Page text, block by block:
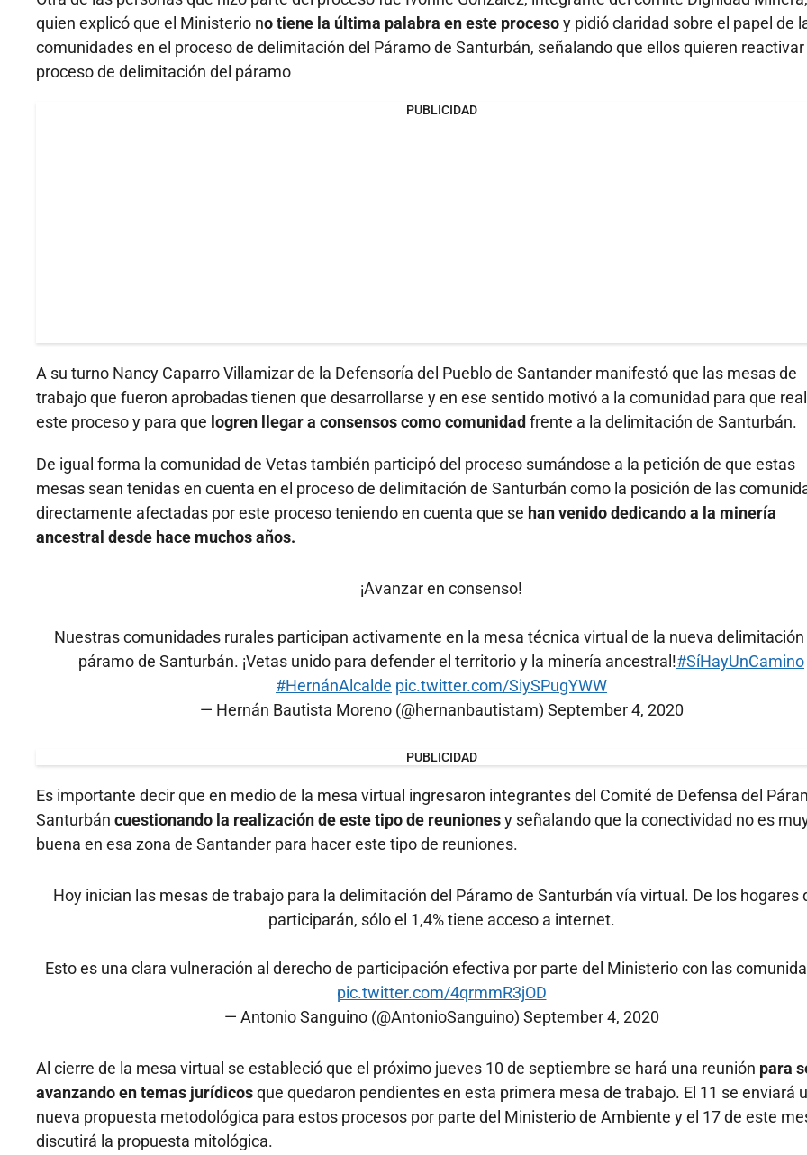
quien explicó que el Ministerio no tiene la última palabra en este procesoy pidió claridad sobre el papel de
comunidades en el proceso de delimitación del Páramo de Santurbán, señalando que ellos quieren reactivar
proceso de delimitación del páramo
PUBLICIDAD
A su turno Nancy Caparro Villamizar de la Defensoría del Pueblo de Santander manifestó que las mesas de
trabajo que fueron aprobadas tienen que desarrollarse y en ese sentido motivó a la comunidad para que
este proceso y para que logren llegar a consensos como comunidad frente a la delimitación de Santurbán.
De igual forma la comunidad de Vetas también participó del proceso sumándose a la petición de que estas
mesas sean tenidas en cuenta en el proceso de delimitación de Santurbán como la posición de las
directamente afectadas por este proceso teniendo en cuenta que se han venido dedicando a la minería
ancestral desde hace muchos años.
¡Avanzar en consenso!
Nuestras comunidades rurales participan activamente en la mesa técnica virtual de la nueva delimitación
páramo de Santurbán. ¡Vetas unido para defender el territorio y la minería ancestral!#SíHayUnCamino
#HernánAlcalde pic.twitter.com/SiySPugYWW
— Hernán Bautista Moreno (@hernanbautistam) September 4, 2020
PUBLICIDAD
Es importante decir que en medio de la mesa virtual ingresaron integrantes del Comité de Defensa del
Santurbán cuestionando la realización de este tipo de reunionesy señalando que la conectividad no es
buena en esa zona de Santander para hacer este tipo de reuniones.
Hoy inician las mesas de trabajo para la delimitación del Páramo de Santurbán vía virtual. De los hogares
participarán, sólo el 1,4% tiene acceso a internet.
Esto es una clara vulneración al derecho de participación efectiva por parte del Ministerio con las
pic.twitter.com/4qrmmR3jOD
— Antonio Sanguino (@AntonioSanguino) September 4, 2020
Al cierre de la mesa virtual se estableció que el próximo jueves 10 de septiembre se hará una reunión para
avanzando en temas jurídicosque quedaron pendientes en esta primera mesa de trabajo. El 11 se enviará
nueva propuesta metodológica para estos procesos por parte del Ministerio de Ambiente y el 17 de este
discutirá la propuesta mitológica.